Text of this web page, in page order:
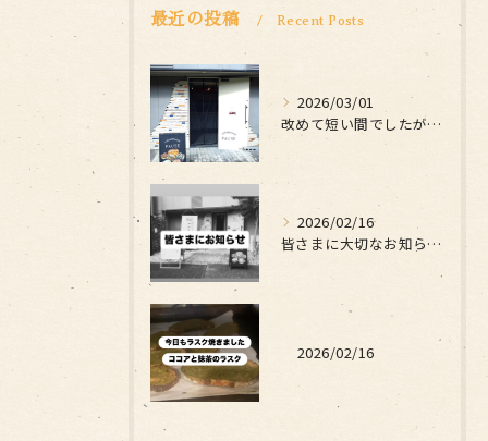
最近の投稿 Recent Posts
2026/03/01
改めて短い間でしたがお世話になりました
2026/02/16
皆さまに大切なお知らせです
2026/02/16